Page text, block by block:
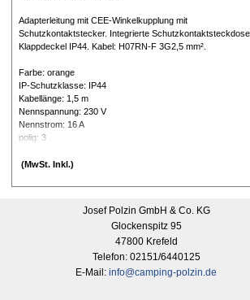
Adapterleitung mit CEE-Winkelkupplung mit
Schutzkontaktstecker. Integrierte
Klappdeckel IP44. Kabel: H07RN-F 3G2,5 mm².
Farbe: orange
IP-Schutzklasse: IP44
Kabellänge: 1,5 m
Nennspannung: 230 V
Nennstrom: 16 A
polig: 3
Nettogewicht: 560 g
(MwSt. Inkl.)
Josef Polzin GmbH & Co. KG
Glockenspitz 95
47800 Krefeld
Telefon: 02151/6440125
E-Mail: info@camping-polzin.de